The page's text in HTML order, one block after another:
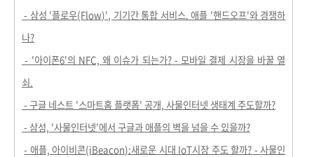
- 삼성 '플로우(Flow)', 기기간 통합 서비스. 애플 '핸드오프'와 경쟁하
나?
- '아이폰6'의 NFC, 왜 이슈가 되는가? - 모바일 결제 시장을 바꿀 열
쇠.
- 구글 네스트 '스마트홈 플랫폼' 공개, 사물인터넷 생태계 주도할까?
- 삼성, '사물인터넷'에서 구글과 애플의 벽을 넘을 수 있을까?
- 애플, 아이비콘(iBeacon):새로운 시대 IoT시장 주도 할까? - 사물인